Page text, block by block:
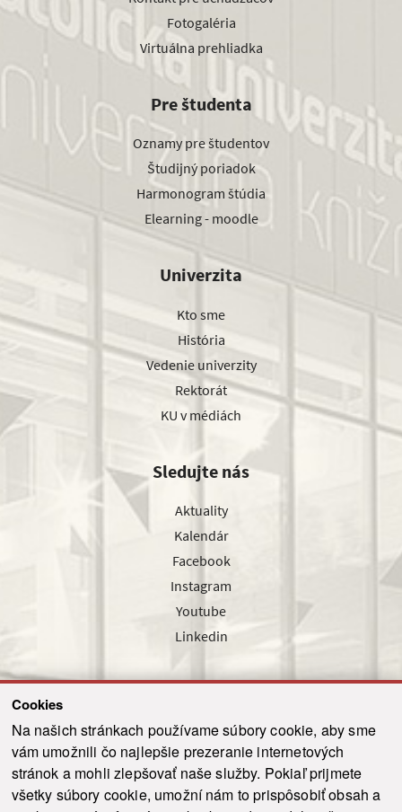
Cookies
Na našich stránkach používame súbory cookie, aby sme
vám umožnili čo najlepšie prezeranie internetových
stránok a mohli zlepšovať naše služby. Pokiaľ prijmete
všetky súbory cookie, umožní nám to prispôsobiť obsah a
Fotogaléria
Virtuálna prehliadka
Pre študenta
Oznamy pre študentov
Študijný poriadok
Harmonogram štúdia
Elearning - moodle
Univerzita
Kto sme
História
Vedenie univerzity
Rektorát
KU v médiách
Sledujte nás
Aktuality
Kalendár
Facebook
Instagram
Youtube
Linkedin